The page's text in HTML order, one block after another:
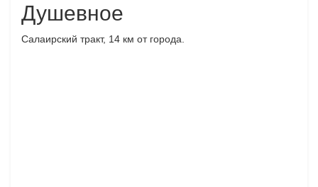
Душевное
Салаирский тракт, 14 км от города.